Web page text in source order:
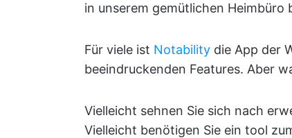
in unserem gemütlichen Heimbüro
Für viele ist Notability die App der
beeindruckenden Features. Aber
Vielleicht sehnen Sie sich nach
Vielleicht benötigen Sie ein tool